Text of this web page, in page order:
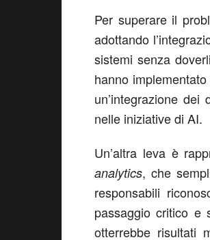
Per superare il
adottando
sistemi senza
hanno
un’integrazione
nelle iniziative di AI.
Un’altra leva è
analytics, che
responsabili
passaggio critico e
otterrebbe risultati